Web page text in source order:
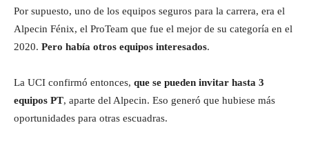
Por supuesto, uno de los equipos seguros para la carrera, era el
Alpecin Fénix, el ProTeam que fue el mejor de su categoría en el
2020. Pero había otros equipos interesados.
La UCI confirmó entonces, que se pueden invitar hasta 3
equipos PT, aparte del Alpecin. Eso generó que hubiese más
oportunidades para otras escuadras.